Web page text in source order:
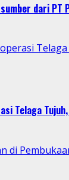
dari PT
Telaga
di